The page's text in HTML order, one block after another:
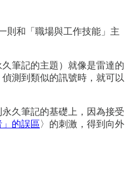
則和「職場與工作技能」主
筆記的主題）就像是雷達的
測到類似的訊號時，就可以
久筆記的基礎上，因為接受
的誤區〉的刺激，得到向外